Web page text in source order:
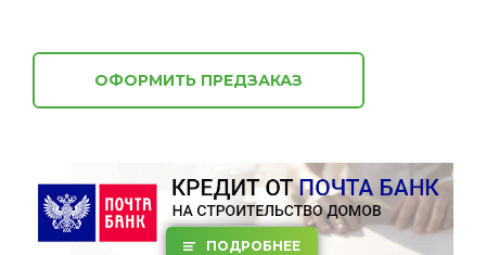
ОФОРМИТЬ ПРЕДЗАКАЗ
ПОДРОБНЕЕ